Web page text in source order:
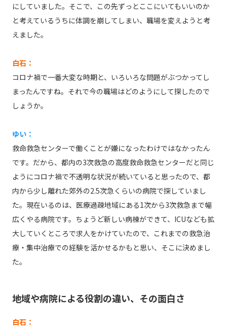
にしていました。そこで、この先ずっとここにいてもいいのか
と考えているうちに体調を崩してしまい、職場を変えようと考
えました。
白石：
コロナ禍で一番大変な時期と、いろいろな問題がぶつかってし
まったんですね。それで今の職場はどのようにして探したので
しょうか。
ゆい：
救命救急センターで働くことが嫌になったわけではなかったん
です。だから、都内の3次救急の高度救命救急センターだと同じ
ようにコロナ禍で不透明な状況が続いていると思ったので、都
内から少し離れた郊外の2.5次急くらいの病院で探していまし
た。現在いるのは、医療過疎地域にある1次から3次救急まで幅
広くやる病院です。ちょうど新しい病棟ができて、ICUなども拡
大していくところで求人をかけていたので、これまでの救急治
療・集中治療での経験を活かせるかもと思い、そこに決めまし
た。
地域や病院による役割の違い、その面白さ
白石：